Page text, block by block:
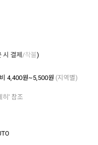
시 결제 /착불)
4,400원~5,500원 (지역별)
히' 참조